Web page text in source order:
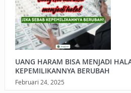
UANG HARAM BISA MENJADI
KEPEMILIKANNYA BERUBAH
Februari 24, 2025